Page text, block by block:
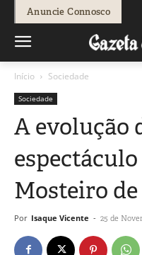
Anuncie Connosco
Início Sociedade
Sociedade
A evolução
Mosteiro
Por Isaque Vicente - 25 de